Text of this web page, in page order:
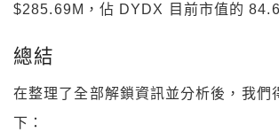
$285.69M，佔 DYDX 目前市值的
總結
在整理了全部解鎖資訊並分析後，我們
下：